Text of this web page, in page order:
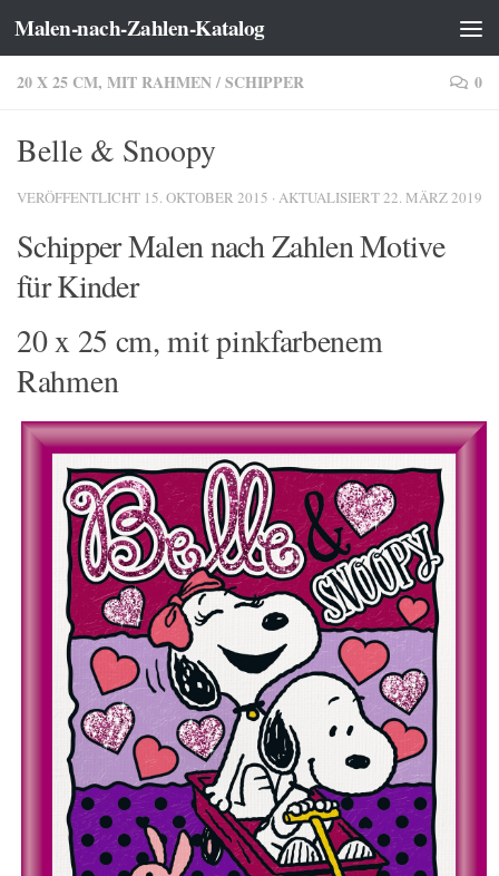
Zum Inhalt springen
Malen-nach-Zahlen-Katalog
20 X 25 CM, MIT RAHMEN/SCHIPPER 0
Belle & Snoopy
VERÖFFENTLICHT 15. OKTOBER 2015 · AKTUALISIERT22. MÄRZ 2019
Schipper Malen nach Zahlen Motive
für Kinder
20 x 25 cm, mit pinkfarbenem
Rahmen